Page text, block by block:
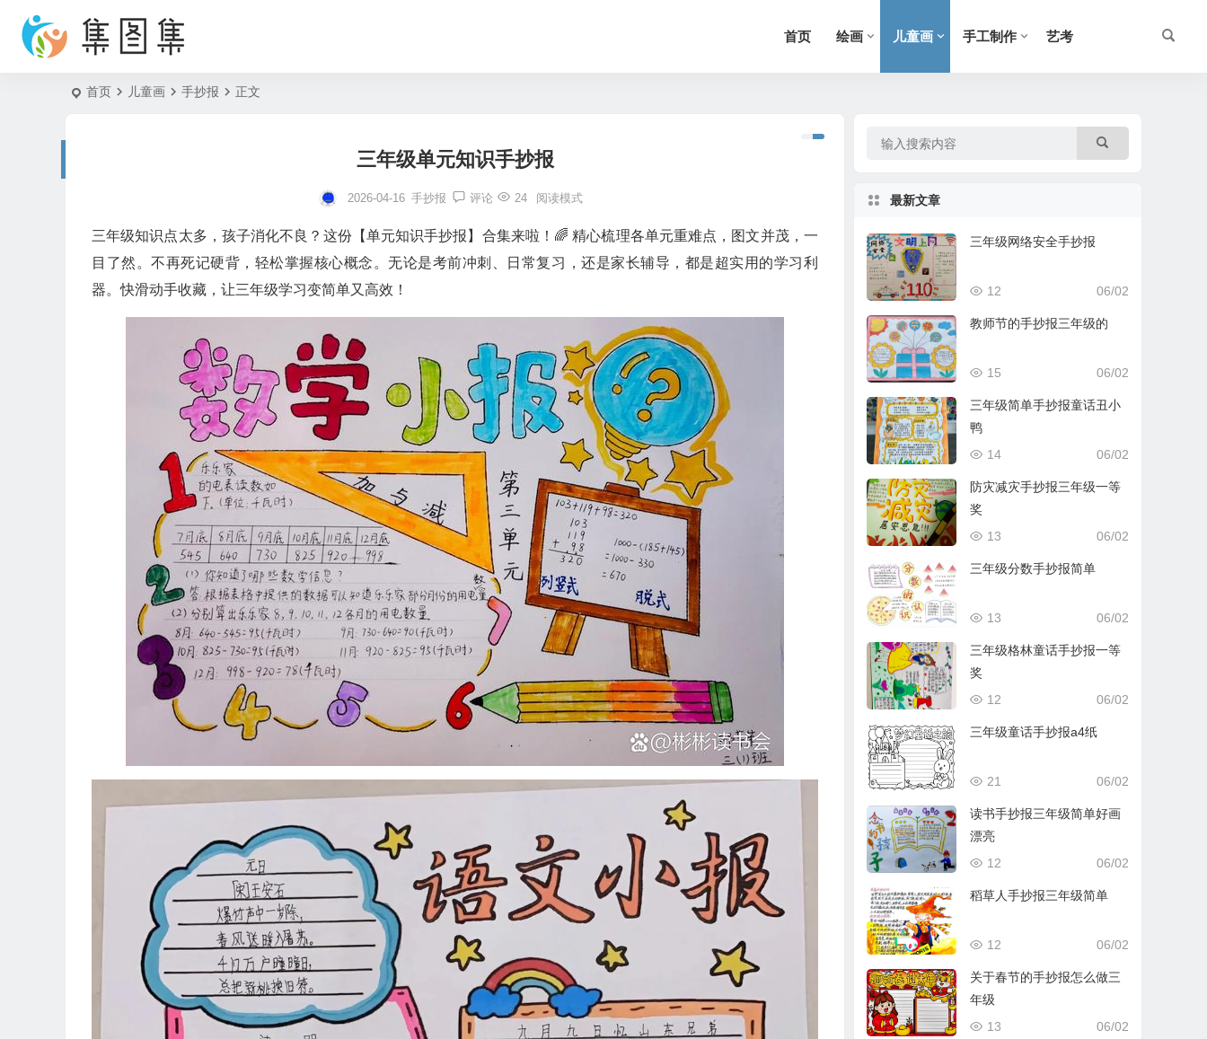
首页 绘画 儿童画 手工制作 艺考
首页 儿童画 手抄报 正文
三年级单元知识手抄报
2026-04-16 手抄报 评论 24 阅读模式
三年级知识点太多，孩子消化不良？这份【单元知识手抄报】合集来啦！🌈 精心梳理各单元重难点，图文并茂，一
目了然。不再死记硬背，轻松掌握核心概念。无论是考前冲刺、日常复习，还是家长辅导，都是超实用的学习利
器。快滑动手收藏，让三年级学习变简单又高效！
最新文章
三年级网络安全手抄报
06/02
12
教师节的手抄报三年级的
06/02
15
三年级简单手抄报童话丑小
鸭
06/02
14
防灾减灾手抄报三年级一等
奖
06/02
13
三年级分数手抄报简单
06/02
13
三年级格林童话手抄报一等
奖
06/02
12
三年级童话手抄报a4纸
06/02
21
读书手抄报三年级简单好画
漂亮
06/02
12
稻草人手抄报三年级简单
06/02
12
关于春节的手抄报怎么做三
年级
06/02
13